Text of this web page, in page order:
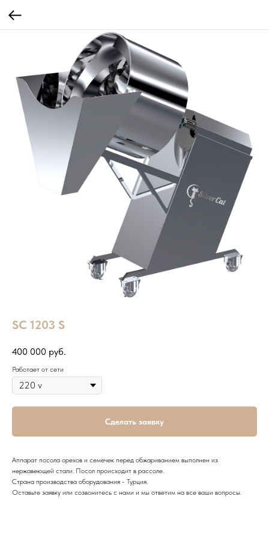
SC 1203 S
400 000 руб.
Работает от сети
Сделать заявку
Аппарат посола орехов и семечек перед обжариванием выполнен из
нержавеющей стали. Посол происходит в рассоле.
Страна производства оборудования - Турция.
Оставьте заявку или созвонитесь с нами и мы ответим на все ваши вопросы.